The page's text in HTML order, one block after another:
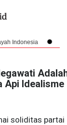
Pendaratan
Api Idealisme
soliditas partai